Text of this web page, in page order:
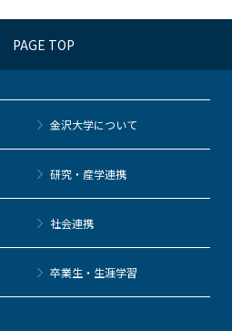
PAGE TOP
金沢大学について
研究・産学連携
社会連携
卒業生・生涯学習